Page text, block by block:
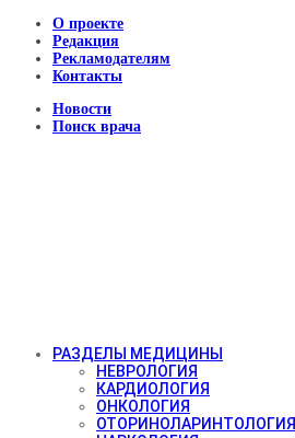
О проекте
Редакция
Рекламодателям
Контакты
Новости
Поиск врача
РАЗДЕЛЫ МЕДИЦИНЫ
НЕВРОЛОГИЯ
КАРДИОЛОГИЯ
ОНКОЛОГИЯ
ОТОРИНОЛАРИНТОЛОГИЯ